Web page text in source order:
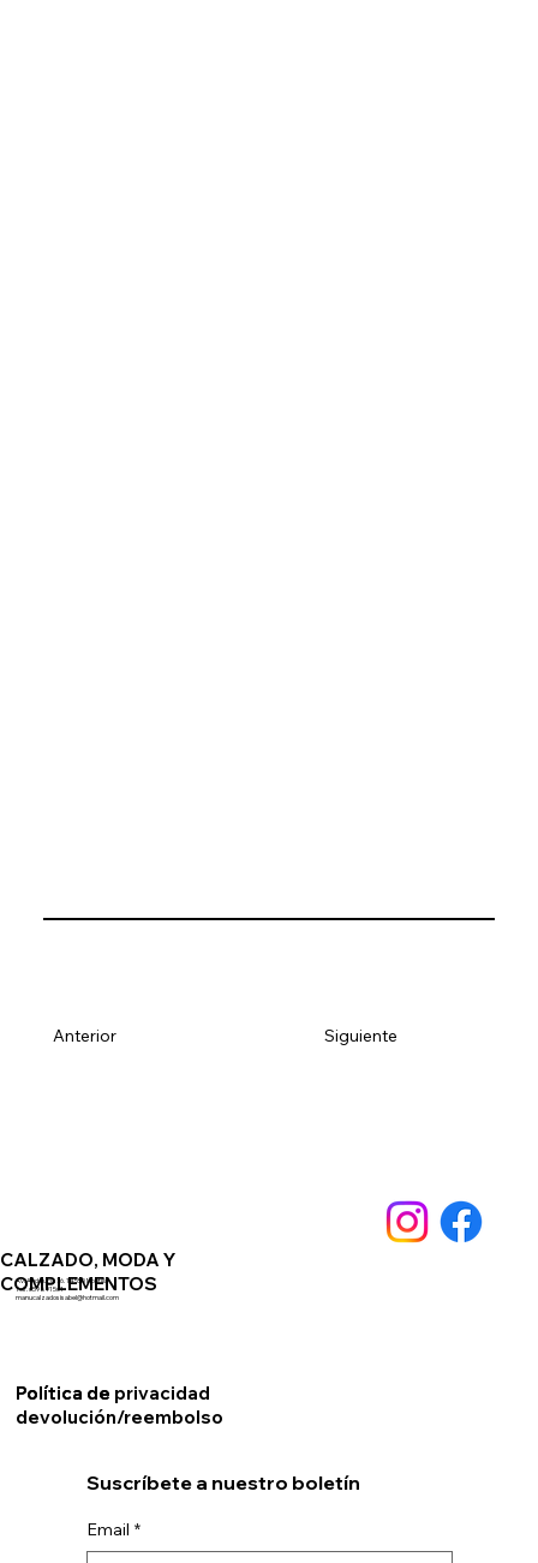
Siguiente
Anterior
CALZADO, MODA Y
COMPLEMENTOS
Política de privacidad
Política de
devolución/reembolso
Av. Andalucia 76. 14550 Montilla
Telf. 659891561
manucalzadosisabel@hotmail.com
Suscríbete a nuestro boletín
Email *